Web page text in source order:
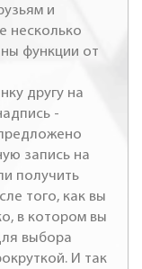
и
несколько
функции от
другу на
-
запись на
получить
того, как вы
в котором вы
выбора
И так